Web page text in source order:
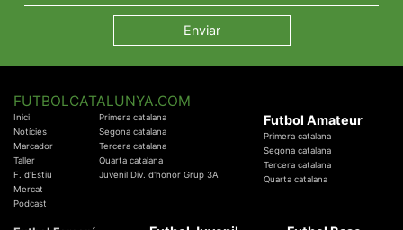
FUTBOLCATALUNYA.COM
Inici
Notícies
Marcador
Taller
F. d'Estiu
Mercat
Podcast
Primera catalana
Segona catalana
Tercera catalana
Quarta catalana
Juvenil Div. d'honor Grup 3A
Futbol Amateur
Primera catalana
Segona catalana
Tercera catalana
Quarta catalana